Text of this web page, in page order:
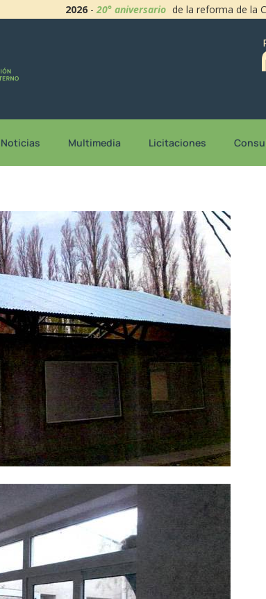
2026 -20° aniversario de la reforma de la
Noticias Multimedia Licitaciones